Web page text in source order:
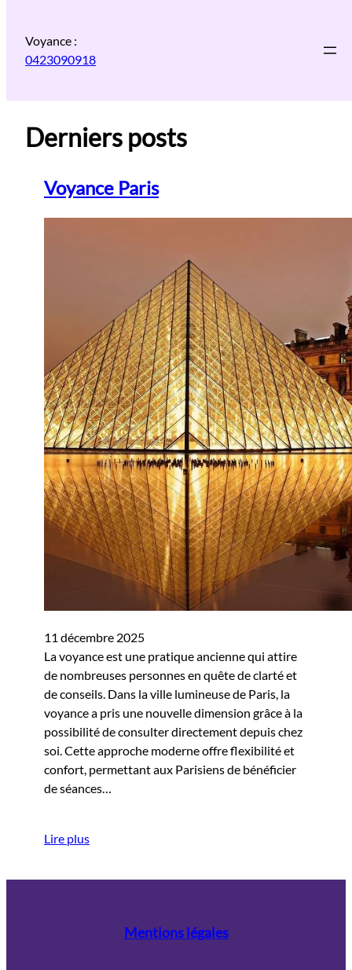
contenu
Voyance :
0423090918
Derniers posts
Voyance Paris
11 décembre 2025
La voyance est une pratique ancienne qui attire
de nombreuses personnes en quête de clarté et
de conseils. Dans la ville lumineuse de Paris, la
voyance a pris une nouvelle dimension grâce à la
possibilité de consulter directement depuis chez
soi. Cette approche moderne offre flexibilité et
confort, permettant aux Parisiens de bénéficier
de séances…
Lire plus
Mentions légales